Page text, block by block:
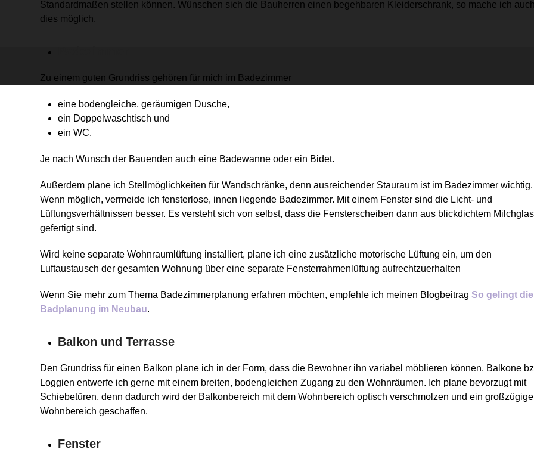
Standardmaßen stellen können. Wünschen sich die Bauherren einen begehbaren Kleiderschrank, so mache ich auch
dies möglich.
Zu einem guten Grundriss gehören für mich im Badezimmer
eine bodengleiche, geräumigen Dusche,
ein Doppelwaschtisch und
ein WC.
Je nach Wunsch der Bauenden auch eine Badewanne oder ein Bidet.
Außerdem plane ich Stellmöglichkeiten für Wandschränke, denn ausreichender Stauraum ist im Badezimmer wichtig.
Wenn möglich, vermeide ich fensterlose, innen liegende Badezimmer. Mit einem Fenster sind die Licht- und
Lüftungsverhältnissen besser. Es versteht sich von selbst, dass die Fensterscheiben dann aus blickdichtem Milchglas
gefertigt sind.
Wird keine separate Wohnraumlüftung installiert, plane ich eine zusätzliche motorische Lüftung ein, um den
Luftaustausch der gesamten Wohnung über eine separate Fensterrahmenlüftung aufrechtzuerhalten
Wenn Sie mehr zum Thema Badezimmerplanung erfahren möchten, empfehle ich meinen BlogbeitragSo gelingt die
Badplanung im Neubau.
Balkon und Terrasse
Den Grundriss für einen Balkon plane ich in der Form, dass die Bewohner ihn variabel möblieren können. Balkone
Loggien entwerfe ich gerne mit einem breiten, bodengleichen Zugang zu den Wohnräumen. Ich plane bevorzugt mit
Schiebetüren, denn dadurch wird der Balkonbereich mit dem Wohnbereich optisch verschmolzen und ein
Wohnbereich geschaffen.
Fenster